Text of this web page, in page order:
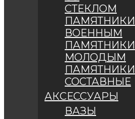
СТЕКЛОМ
ПАМЯТНИКИ
ВОЕННЫМ
ПАМЯТНИКИ
МОЛОДЫМ
ПАМЯТНИКИ
СОСТАВНЫЕ
АКСЕССУАРЫ
ВАЗЫ